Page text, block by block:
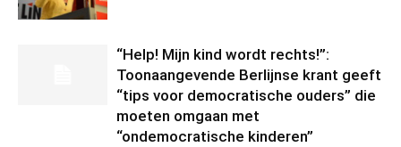
“Help! Mijn kind wordt rechts!”:
Toonaangevende Berlijnse krant geeft
“tips voor democratische ouders” die
moeten omgaan met
“ondemocratische kinderen”